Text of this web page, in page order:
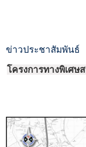
ข่าวประชาสัมพันธ์
โครงการทางพิเศษ